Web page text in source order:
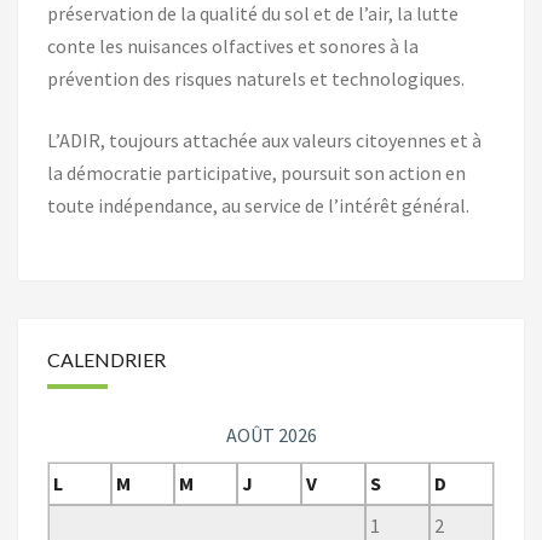
préservation de la qualité du sol et de l’air, la lutte
conte les nuisances olfactives et sonores à la
prévention des risques naturels et technologiques.
L’ADIR, toujours attachée aux valeurs citoyennes et à
la démocratie participative, poursuit son action en
toute indépendance, au service de l’intérêt général.
CALENDRIER
AOÛT 2026
L
M M J V S
D
1
2